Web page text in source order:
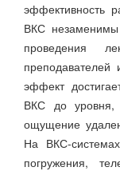
эффективность
ВКС незаменимы
проведения
эффект
ВКС до уровня,
ощущение
На ВКС-
погружения,